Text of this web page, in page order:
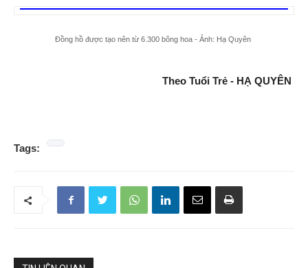
Đồng hồ được tạo nên từ 6.300 bông hoa - Ảnh: Hạ Quyên
Theo Tuổi Trẻ - HẠ QUYÊN
Tags: